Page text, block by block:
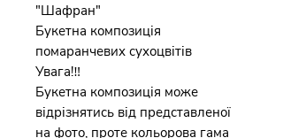
"Шафран"
Букетна композиція
помаранчевих сухоцвітів
Увага!‼️
Букетна композиція може
відрізнятись від представленої
на фото, проте кольорова гама